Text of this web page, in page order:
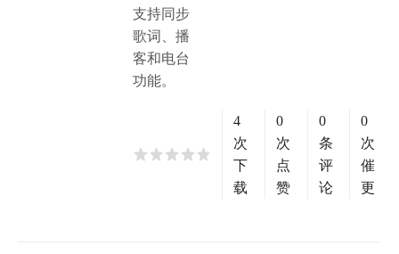
支持同步
歌词、播
客和电台
功能。
4
次
下
载
0
次
点
赞
0
条
评
论
0
次
催
更